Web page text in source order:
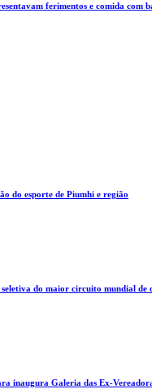
ferimentos e comida com
do esporte de Piumhi e região
seletiva do maior circuito mundial
inaugura Galeria das Ex-